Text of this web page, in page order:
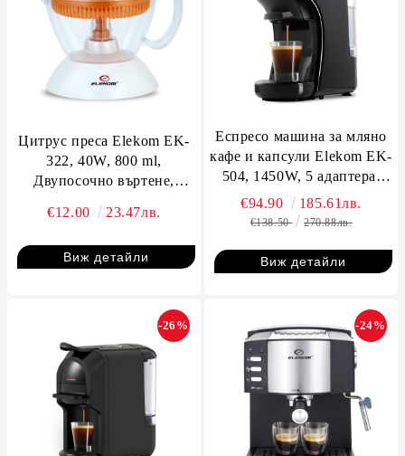
Цитрус преса Elekom ЕK-
322, 40W, 800 ml,
Двупосочно въртене,
€12.00 23.47лв.
Виж детайли
Еспресо машина за мляно
кафе и капсули Elekom EK-
504, 1450W, 5 адаптера,
19bar, Функция "Памет"
€94.90 185.61лв.
€138.50 270.88лв.
Виж детайли
-26% -24%